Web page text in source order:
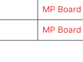
MP
MP